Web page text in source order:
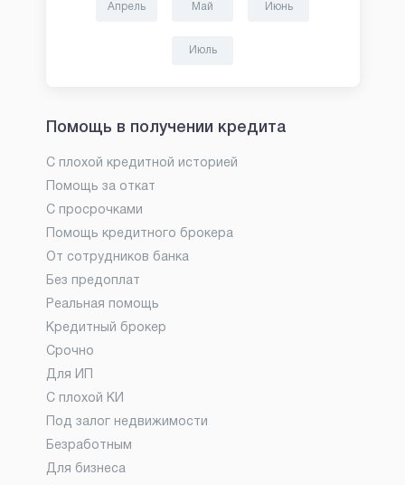
Апрель Май Июнь
Июль
Помощь в получении кредита
С плохой кредитной историей
Помощь за откат
С просрочками
Помощь кредитного брокера
От сотрудников банка
Без предоплат
Реальная помощь
Кредитный брокер
Срочно
Для ИП
С плохой КИ
Под залог недвижимости
Безработным
Для бизнеса